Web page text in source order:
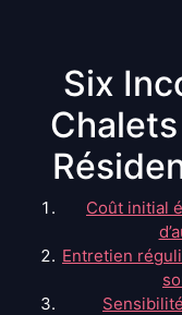
Six
Coût initial
Entretien